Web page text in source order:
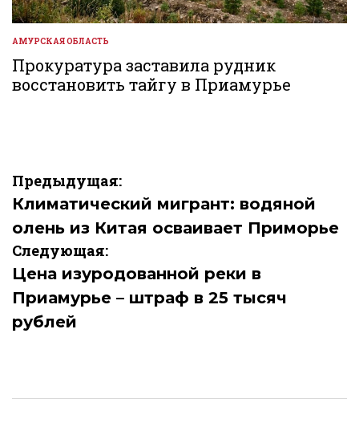
ОПУБЛИКОВАНО
В
АМУРСКАЯ ОБЛАСТЬ
Прокуратура заставила рудник
восстановить тайгу в Приамурье
Навигация
по
записям
Предыдущая:
Климатический мигрант: водяной
олень из Китая осваивает Приморье
Следующая:
Цена изуродованной реки в
Приамурье – штраф в 25 тысяч
рублей